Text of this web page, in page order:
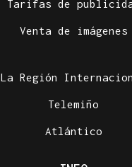
Tarifas de
Venta de imágenes
La Región
Telemiño
Atlántico